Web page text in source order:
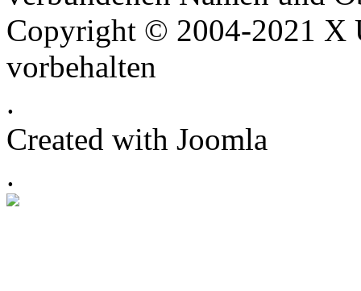
Copyright © 2004-2021 X
vorbehalten
.
Created with Joomla
.